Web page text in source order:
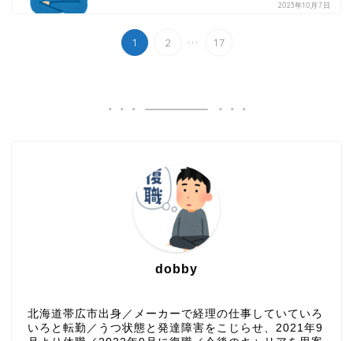
2023年10月7日
1 2 ... 17
dobby
北海道帯広市出身／メーカーで経理の仕事していていろ
いろと転勤／うつ状態と発達障害をこじらせ、2021年9